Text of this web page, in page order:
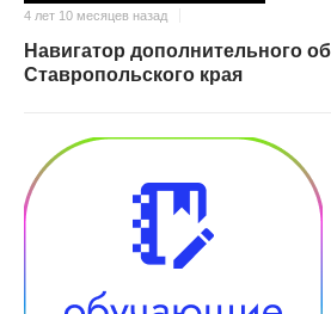
4 лет 10 месяцев назад
Навигатор дополнительного
Ставропольского края